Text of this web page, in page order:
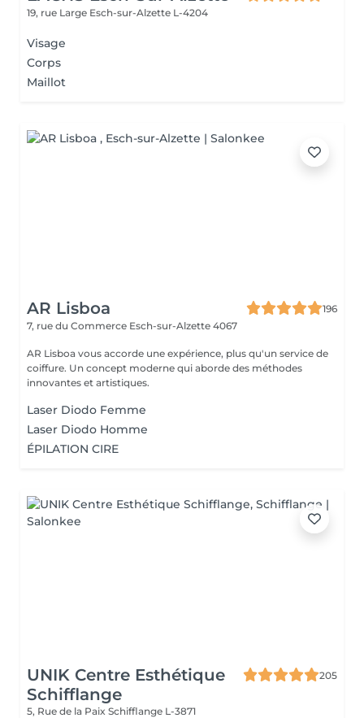
19, rue Large Esch-sur-Alzette L-4204
Visage
Corps
Maillot
AR Lisboa
196
7, rue du Commerce Esch-sur-Alzette 4067
AR Lisboa vous accorde une expérience, plus qu'un service de
coiffure. Un concept moderne qui aborde des méthodes
innovantes et artistiques.
Laser Diodo Femme
Laser Diodo Homme
ÉPILATION CIRE
UNIK Centre Esthétique
Schifflange
205
5, Rue de la Paix Schifflange L-3871